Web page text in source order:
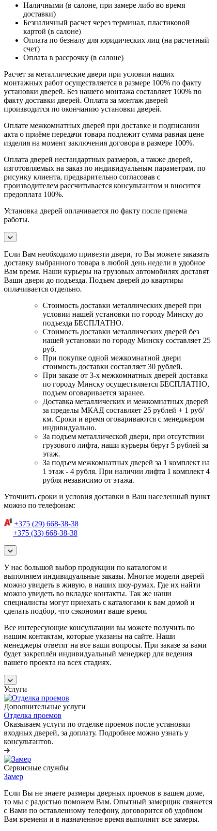
Наличными (в салоне, при замере либо во время
доставки)
Безналичный расчет через терминал, пластиковой
картой (в салоне)
Оплата по безналу для юридических лиц (на расчетный
счет)
Оплата в рассрочку (в салоне)
Расчет за металлические двери при условии наших
монтажных работ осуществляется в размере 100% по факту
установки дверей. Без нашего монтажа составляет 100% по
факту доставки дверей. Оплата за монтаж дверей
производится по окончанию установки дверей.
Оплате межкомнатных дверей при доставке и подписании
акта о приёме передачи товара подлежит сумма равная цене
изделия на момент заключения договора в размере 100%.
Оплата дверей нестандартных размеров, а также дверей,
изготовляемых на заказ по индивидуальным параметрам, по
рисунку клиента, предварительно согласовав с
производителем рассчитывается консультантом и вносится
предоплата 100%.
Установка дверей оплачивается по факту после приема
работы.
Если Вам необходимо привезти двери, то Вы можете заказать
доставку выбранного товара в любой день недели в удобное
Вам время. Наши курьеры на грузовых автомобилях доставят
Ваши двери до подъезда. Подъем дверей до квартиры
оплачивается отдельно.
Стоимость доставки металлических дверей при
условии нашей установки по городу Минску до
подъезда БЕСПЛАТНО.
Стоимость доставки металлических дверей без
нашей установки по городу Минску составляет 25
руб.
При покупке одной межкомнатной двери
стоимость доставки составляет 30 рублей.
При заказе от 3-х межкомнатных дверей доставка
по городу Минску осуществляется БЕСПЛАТНО,
подъем оговаривается заранее.
Доставка металлических и межкомнатных дверей
за пределы МКАД составляет 25 рублей + 1 руб/
км. Сроки и время оговариваются с менеджером
индивидуально.
За подъем металлической двери, при отсутствии
грузового лифта, наши курьеры берут 5 рублей за
этаж.
За подъем межкомнатных дверей за 1 комплект на
1 этаж - 4 рубля. При наличии лифта 1 комплект 4
рубля независимо от этажа.
Уточнить сроки и условия доставки в Ваш населенный пункт
можно по телефонам:
+375 (29) 668-38-38
+375 (33) 668-38-38
У нас большой выбор продукции по каталогом и
выполняем индивидуальные заказы. Многие модели дверей
можно увидеть в живую, в наших шоу-румах. Где их найти
можно увидеть во вкладке контакты. Так же наши
специалисты могут приехать с каталогами к вам домой и
сделать подбор, что сэкономит ваше время.
Все интересующие консультации вы можете получить по
нашим контактам, которые указаны на сайте. Наши
менеджеры ответят на все ваши вопросы. При заказе за вами
будет закреплён индивидуальный менеджер для ведения
вашего проекта на всех стадиях.
Услуги
Дополнительные услуги
Отделка проемов
Оказываем услуги по отделке проемов после установки
входных дверей, за доплату. Подробнее можно узнать у
консультантов.
Сервисные службы
Замер
Если Вы не знаете размеры дверных проемов в вашем доме,
то мы с радостью поможем Вам. Опытный замерщик свяжется
с Вами по оставленному телефону, договорится об удобном
Вам времени и в назначенное время выполнит все замеры.